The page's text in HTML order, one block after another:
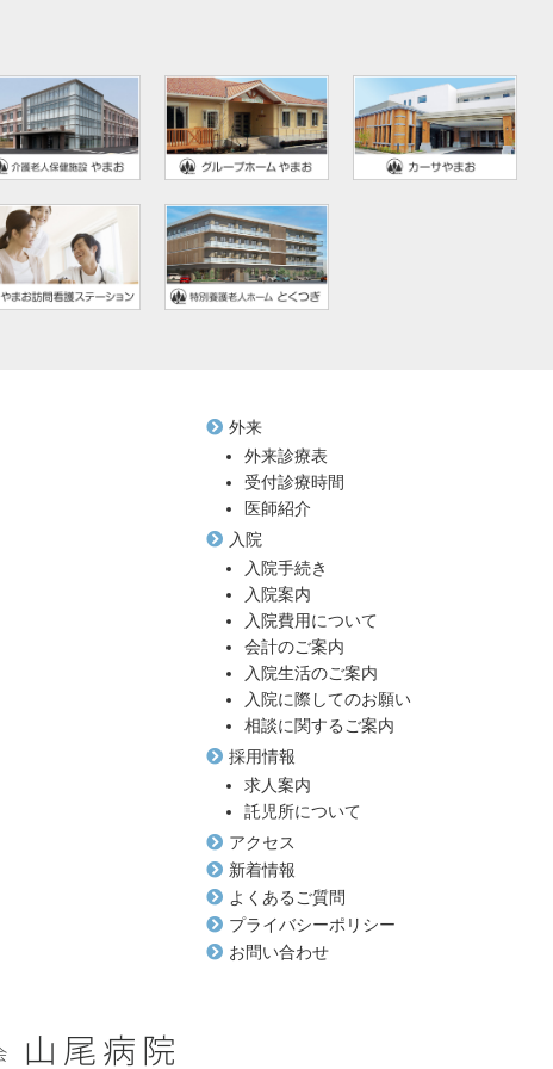
外来
外来診療表
受付診療時間
医師紹介
入院
入院手続き
入院案内
入院費用について
会計のご案内
入院生活のご案内
入院に際してのお願い
相談に関するご案内
採用情報
求人案内
託児所について
アクセス
新着情報
よくあるご質問
プライバシーポリシー
お問い合わせ